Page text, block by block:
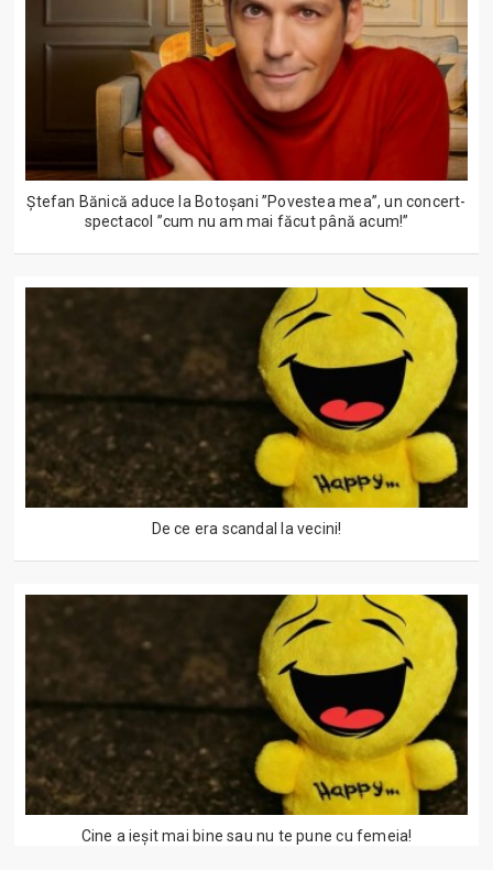
Ștefan Bănică aduce la Botoșani ”Povestea mea”, un concert-
spectacol ”cum nu am mai făcut până acum!”
De ce era scandal la vecini!
Cine a ieşit mai bine sau nu te pune cu femeia!